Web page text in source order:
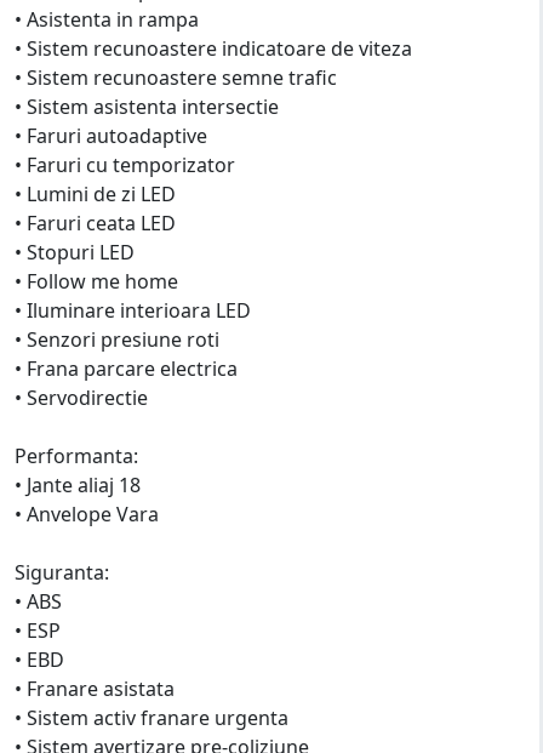
• Asistenta in rampa
• Sistem recunoastere indicatoare de viteza
• Sistem recunoastere semne trafic
• Sistem asistenta intersectie
• Faruri autoadaptive
• Faruri cu temporizator
• Lumini de zi LED
• Faruri ceata LED
• Stopuri LED
• Follow me home
• Iluminare interioara LED
• Senzori presiune roti
• Frana parcare electrica
• Servodirectie
Performanta:
• Jante aliaj 18
• Anvelope Vara
Siguranta:
• ABS
• ESP
• EBD
• Franare asistata
• Sistem activ franare urgenta
• Sistem avertizare pre-coliziune